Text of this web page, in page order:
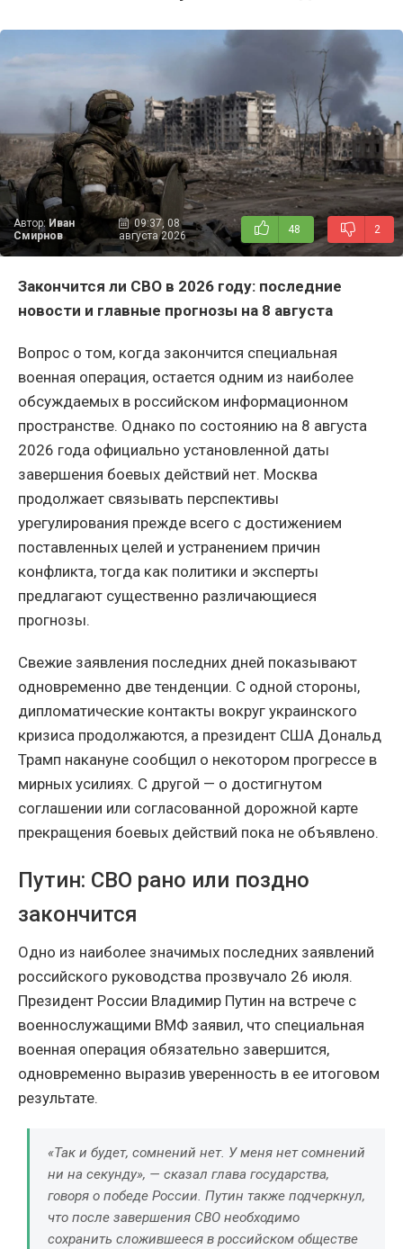
Автор: Иван
Смирнов
09:37, 08
августа 2026
48 2
Закончится ли СВО в 2026 году: последние
новости и главные прогнозы на 8 августа
Вопрос о том, когда закончится специальная
военная операция, остается одним из наиболее
обсуждаемых в российском информационном
пространстве. Однако по состоянию на 8 августа
2026 года официально установленной даты
завершения боевых действий нет. Москва
продолжает связывать перспективы
урегулирования прежде всего с достижением
поставленных целей и устранением причин
конфликта, тогда как политики и эксперты
предлагают существенно различающиеся
прогнозы.
Свежие заявления последних дней показывают
одновременно две тенденции. С одной стороны,
дипломатические контакты вокруг украинского
кризиса продолжаются, а президент США Дональд
Трамп накануне сообщил о некотором прогрессе в
мирных усилиях. С другой — о достигнутом
соглашении или согласованной дорожной карте
прекращения боевых действий пока не объявлено.
Путин: СВО рано или поздно
закончится
Одно из наиболее значимых последних заявлений
российского руководства прозвучало 26 июля.
Президент России Владимир Путин на встрече с
военнослужащими ВМФ заявил, что специальная
военная операция обязательно завершится,
одновременно выразив уверенность в ее итоговом
результате.
«Так и будет, сомнений нет. У меня нет сомнений
ни на секунду», — сказал глава государства,
говоря о победе России. Путин также подчеркнул,
что после завершения СВО необходимо
сохранить сложившееся в российском обществе